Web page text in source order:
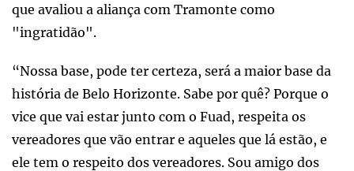
que avaliou a aliança com Tramonte como
"ingratidão".
“Nossa base, pode ter certeza, será a maior base da
história de Belo Horizonte. Sabe por quê? Porque o
vice que vai estar junto com o Fuad, respeita os
vereadores que vão entrar e aqueles que lá estão, e
ele tem o respeito dos vereadores. Sou amigo dos